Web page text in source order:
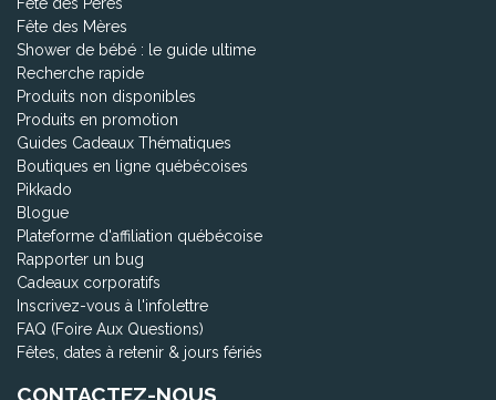
Fête des Mères
Shower de bébé : le guide ultime
Recherche rapide
Produits non disponibles
Produits en promotion
Guides Cadeaux Thématiques
Boutiques en ligne québécoises
Pikkado
Blogue
Plateforme d'affiliation québécoise
Rapporter un bug
Cadeaux corporatifs
Inscrivez-vous à l'infolettre
FAQ (Foire Aux Questions)
Fêtes, dates à retenir & jours fériés
CONTACTEZ-NOUS